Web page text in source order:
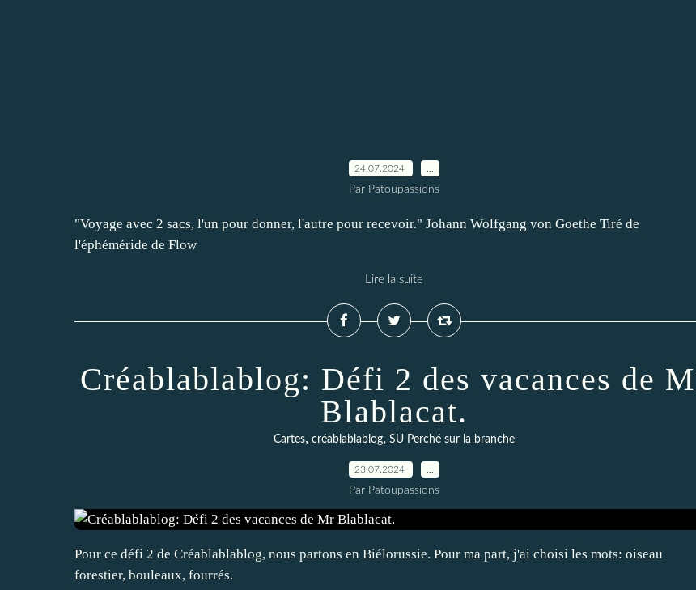
24.07.2024
Par Patoupassions
"Voyage avec 2 sacs, l'un pour donner, l'autre pour recevoir." Johann Wolfgang von Goethe Tiré de
l'éphéméride de Flow
Lire la suite
Créablablablog: Défi 2 des vacances de
Blablacat.
Cartes, créablablablog, SU Perché sur la branche
23.07.2024
Par Patoupassions
Pour ce défi 2 de Créablablablog, nous partons en Biélorussie. Pour ma part, j'ai choisi les mots: oiseau
forestier, bouleaux, fourrés.